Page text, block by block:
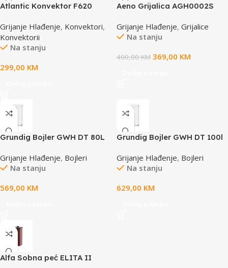
Atlantic Konvektor F620
Grijanje Hlađenje, Konvektori,
Konvektorii
Na stanju
299,00 KM
Aeno Grijalica AGH0002S
Grijanje Hlađenje, Grijalice
Na stanju
400,00KM 369,00 KM
Grundig Bojler GWH DT 80L
Grijanje Hlađenje, Bojleri
Na stanju
569,00 KM
Grundig Bojler GWH DT 100l
Grijanje Hlađenje, Bojleri
Na stanju
629,00 KM
Alfa Sobna peć ELITA II